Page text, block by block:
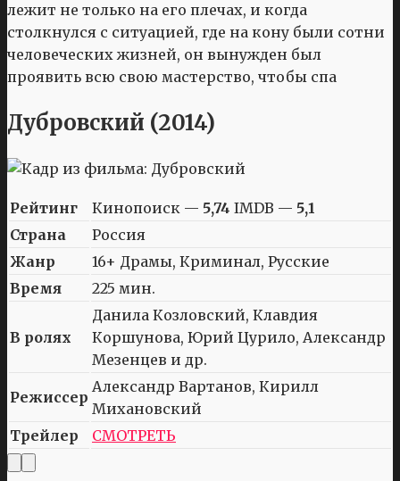
лежит не только на его плечах, и когда
столкнулся с ситуацией, где на кону были сотни
человеческих жизней, он вынужден был
проявить всю свою мастерство, чтобы спа
Дубровский (2014)
Рейтинг Кинопоиск — 5,74 IMDB — 5,1
Страна
Россия
Жанр
16+ Драмы, Криминал, Русские
Время
225 мин.
В ролях
Данила Козловский, Клавдия
Коршунова, Юрий Цурило, Александр
Мезенцев и др.
Режиссер
Александр Вартанов, Кирилл
Михановский
Трейлер
СМОТРЕТЬ